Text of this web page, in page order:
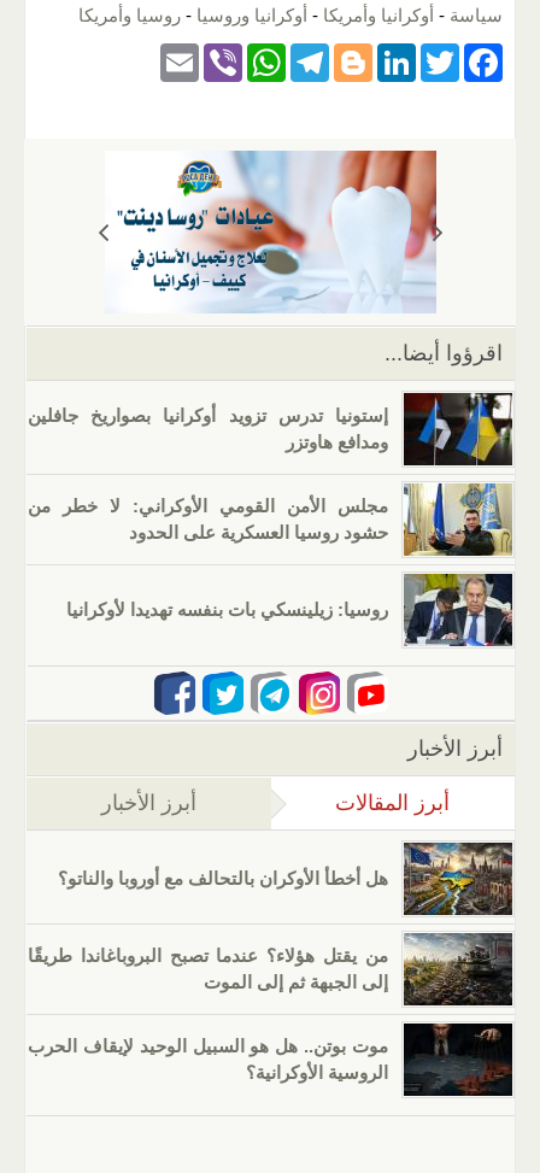
سياسة - أوكرانيا وأمريكا - أوكرانيا وروسيا - روسيا وأمريكا
F
k
T
er
Li
e
Bl
er
T
gr
a
m
W
s
A
p
p
Vi
اقرؤوا أيضا...
إستونيا تدرس تزويد أوكرانيا بصواريخ جافلين
ومدافع هاوتزر
مجلس الأمن القومي الأوكراني: لا خطر من
حشود روسيا العسكرية على الحدود
روسيا: زيلينسكي بات بنفسه تهديدا لأوكرانيا
أبرز الأخبار
أبرز المقالات (علامة التبويب النشطة)
أبرز الأخبار
هل أخطأ الأوكران بالتحالف مع أوروبا والناتو؟
من يقتل هؤلاء؟ عندما تصبح البروباغاندا طريقًا
إلى الجبهة ثم إلى الموت
موت بوتن.. هل هو السبيل الوحيد لإيقاف الحرب
الروسية الأوكرانية؟